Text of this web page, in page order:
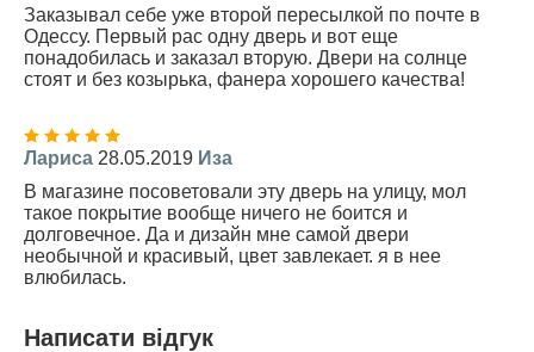
Заказывал себе уже второй пересылкой по почте в
Одессу. Первый рас одну дверь и вот еще
понадобилась и заказал вторую. Двери на солнце
стоят и без козырька, фанера хорошего качества!
Лариса 28.05.2019 Иза
В магазине посоветовали эту дверь на улицу, мол
такое покрытие вообще ничего не боится и
долговечное. Да и дизайн мне самой двери
необычной и красивый, цвет завлекает. я в нее
влюбилась.
Написати відгук